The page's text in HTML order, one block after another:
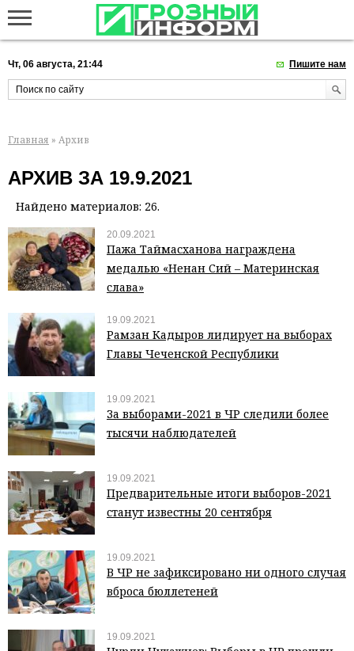
Чт, 06 августа, 21:44 Пишите нам
Главная » Архив
АРХИВ ЗА 19.9.2021
Найдено материалов: 26.
20.09.2021
Пажа Таймасханова награждена
медалью «Ненан Сий – Материнская
слава»
19.09.2021
Рамзан Кадыров лидирует на выборах
Главы Чеченской Республики
19.09.2021
За выборами-2021 в ЧР следили более
тысячи наблюдателей
19.09.2021
Предварительные итоги выборов-2021
станут известны 20 сентября
19.09.2021
В ЧР не зафиксировано ни одного случая
вброса бюллетеней
19.09.2021